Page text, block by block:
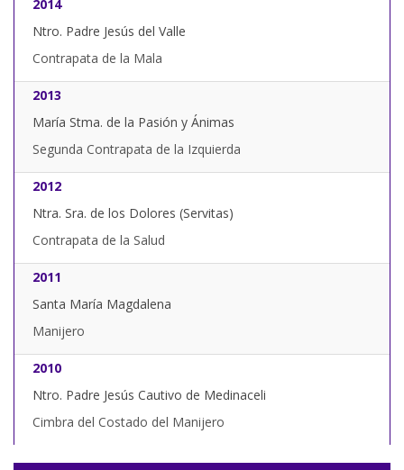
2014
Ntro. Padre Jesús del Valle
Contrapata de la Mala
2013
María Stma. de la Pasión y Ánimas
Segunda Contrapata de la Izquierda
2012
Ntra. Sra. de los Dolores (Servitas)
Contrapata de la Salud
2011
Santa María Magdalena
Manijero
2010
Ntro. Padre Jesús Cautivo de Medinaceli
Cimbra del Costado del Manijero